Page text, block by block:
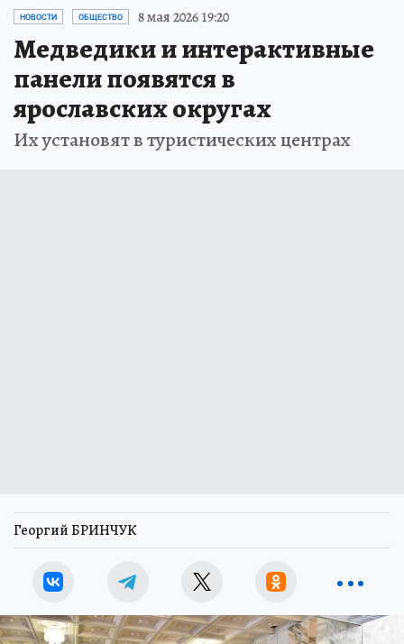
НОВОСТИ ОБЩЕСТВО 8 мая 2026 19:20
Медведики и интерактивные
панели появятся в
ярославских округах
Их установят в туристических центрах
Георгий БРИНЧУК